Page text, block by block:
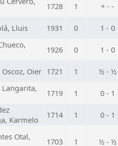
1728 1 + - -
Lluis 1931 0 1 - 0
1926 0 1 - 0
Oscoz, Oier 1721 1 ½ - ½
1719 1 0 - 1
Karmelo
1714 1 0 - 1
Otal,
1703 1 ½ - ½